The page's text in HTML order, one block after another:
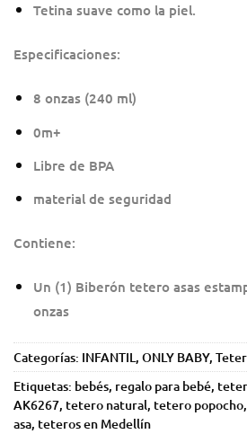
Tetina suave como la piel.
Especificaciones:
8 onzas (240 ml)
0m+
Libre de BPA
material de seguridad
Contiene:
Un (1) Biberón tetero asas
onzas
Categorías: INFANTIL, ONLY BABY,
Etiquetas: bebés, regalo para bebé,
AK6267, tetero natural, tetero popocho,
asa, teteros en Medellín